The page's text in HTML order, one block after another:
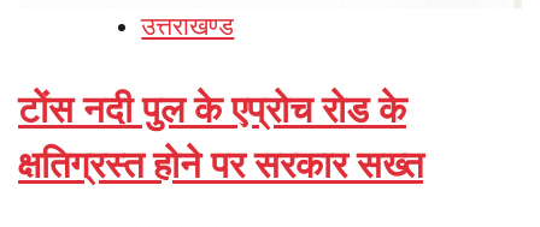
उत्तराखण्ड
टोंस नदी पुल के एप्रोच रोड के
क्षतिग्रस्त होने पर सरकार सख्त